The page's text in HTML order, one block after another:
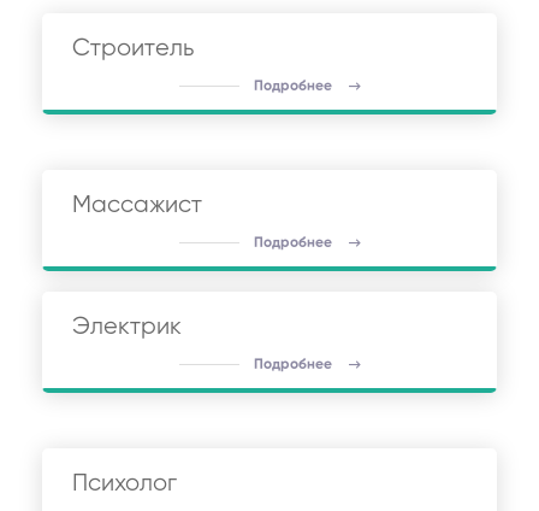
Строитель
Подробнее
Массажист
Подробнее
Электрик
Подробнее
Психолог